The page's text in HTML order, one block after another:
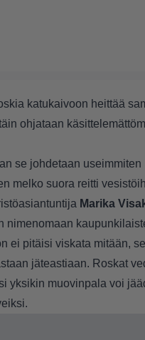
katukaivoon heittää
ohjataan
se johdetaan useimmiten
melko suora reitti
Marika
nimenomaan
ei pitäisi viskata mitään,
jäteastiaan. Roskat
yksikin muovinpala voi